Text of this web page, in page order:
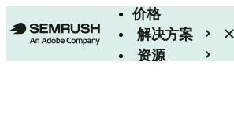
价格
解决方案
资源